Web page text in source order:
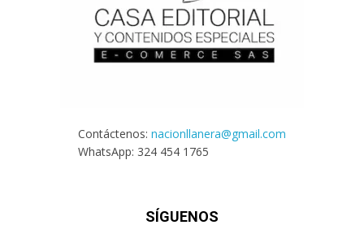
Contáctenos: nacionllanera@gmail.com
WhatsApp: 324 454 1765
SÍGUENOS